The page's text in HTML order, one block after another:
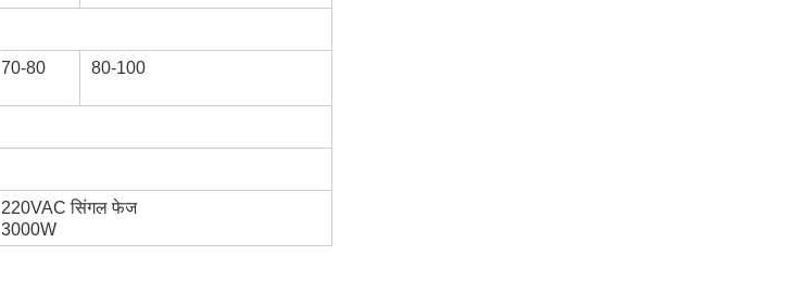
70-80 80-100
220VAC सिंगल फेज
3000W